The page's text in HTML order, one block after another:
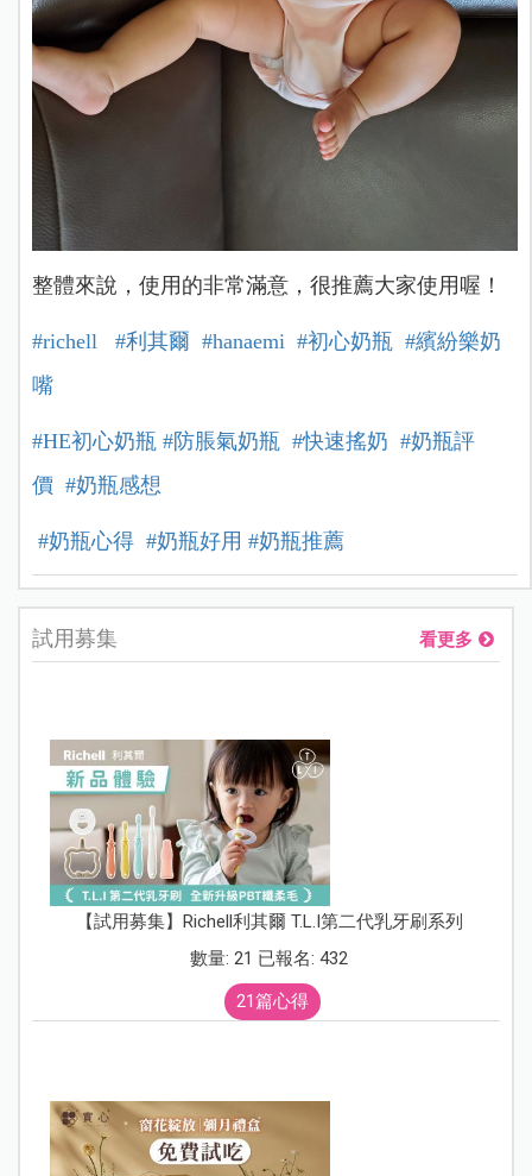
整體來說，使用的非常滿意，很推薦大家使用喔！
#richell #利其爾 #hanaemi #初心奶瓶 #繽紛樂奶
嘴
#HE初心奶瓶 #防脹氣奶瓶 #快速搖奶 #奶瓶評
價 #奶瓶感想
#奶瓶心得 #奶瓶好用 #奶瓶推薦
試用募集 看更多
【試用募集】Richell利其爾 T.L.I第二代乳牙刷系列
數量: 21 已報名: 432
21篇心得